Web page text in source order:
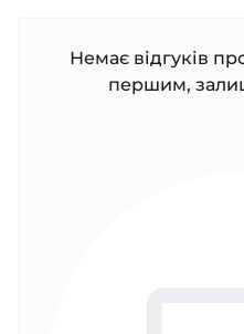
Немає відгуків
першим,